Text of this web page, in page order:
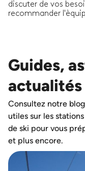
discuter de vos
recommander
Guides,
actualités
Consultez notre
utiles sur les
de ski pour vous
et plus encore.